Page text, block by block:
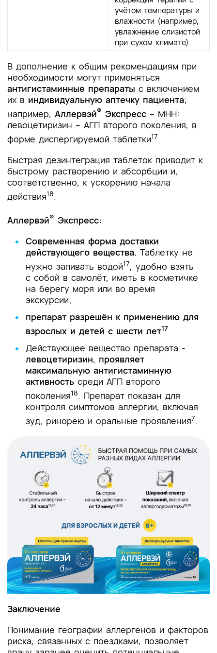
учётом температуры и
влажности (например,
увлажнение слизистой
при сухом климате)
В дополнение к общим рекомендациям при
необходимости могут применяться
антигистаминные препараты с включением
их в индивидуальную аптечку пациента;
например, Аллервэй® Экспресс – МНН:
левоцетиризин – АГП второго поколения, в
форме диспергируемой таблетки17.
Быстрая дезинтеграция таблеток приводит к
быстрому растворению и абсорбции и,
соответственно, к ускорению начала
действия18.
Аллервэй® Экспресс:
Современная форма доставки
действующего вещества. Таблетку не
нужно запивать водой17, удобно взять
с собой в самолёт, иметь в косметичке
на берегу моря или во время
экскурсии;
препарат разрешён к применению для
взрослых и детей с шести лет17
Действующее вещество препарата -
левоцетиризин, проявляет
максимальную антигистаминную
активность среди АГП второго
поколения18. Препарат показан для
контроля симптомов аллергии, включая
зуд, ринорею и оральные проявления7.
Заключение
Понимание географии аллергенов и факторов
риска, связанных с поездками, позволяет